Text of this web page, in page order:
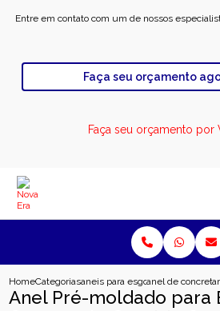
Entre em contato com um de nossos
Faça seu orçamento
Faça seu orçamento por
HomeCategoriasaneis para esgotoanel de concreto
Anel Pré-moldado para